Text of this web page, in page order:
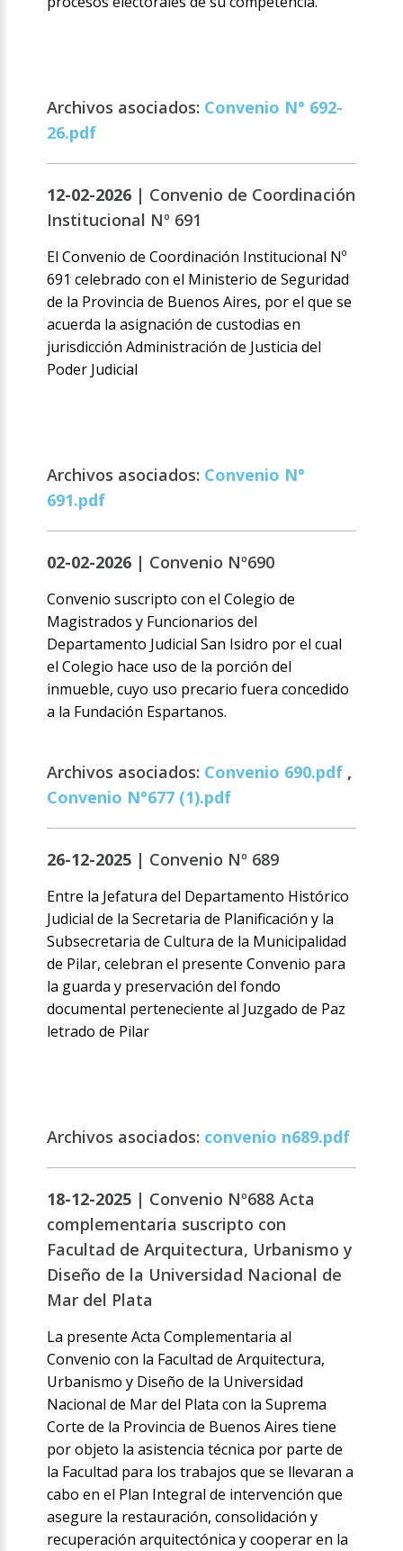
Archivos asociados: Convenio N° 692-
26.pdf
12-02-2026 | Convenio de Coordinación
Institucional Nº 691
El Convenio de Coordinación Institucional Nº
691 celebrado con el Ministerio de Seguridad
de la Provincia de Buenos Aires, por el que se
acuerda la asignación de custodias en
jurisdicción Administración de Justicia del
Poder Judicial
Archivos asociados: Convenio N°
691.pdf
02-02-2026 | Convenio Nº690
Convenio suscripto con el Colegio de
Magistrados y Funcionarios del
Departamento Judicial San Isidro por el cual
el Colegio hace uso de la porción del
inmueble, cuyo uso precario fuera concedido
a la Fundación Espartanos.
Archivos asociados: Convenio 690.pdf ,
Convenio N°677 (1).pdf
26-12-2025 | Convenio Nº 689
Entre la Jefatura del Departamento Histórico
Judicial de la Secretaria de Planificación y la
Subsecretaria de Cultura de la Municipalidad
de Pilar, celebran el presente Convenio para
la guarda y preservación del fondo
documental perteneciente al Juzgado de Paz
letrado de Pilar
Archivos asociados: convenio n689.pdf
18-12-2025 | Convenio Nº688 Acta
complementaria suscripto con
Facultad de Arquitectura, Urbanismo y
Diseño de la Universidad Nacional de
Mar del Plata
La presente Acta Complementaria al
Convenio con la Facultad de Arquitectura,
Urbanismo y Diseño de la Universidad
Nacional de Mar del Plata con la Suprema
Corte de la Provincia de Buenos Aires tiene
por objeto la asistencia técnica por parte de
la Facultad para los trabajos que se llevaran a
cabo en el Plan Integral de intervención que
asegure la restauración, consolidación y
recuperación arquitectónica y cooperar en la